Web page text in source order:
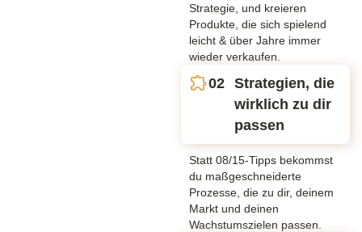
Strategie, und kreieren
Produkte, die sich spielend
leicht & über Jahre immer
wieder verkaufen.
02 Strategien, die
wirklich zu dir
passen
Statt 08/15-Tipps bekommst
du maßgeschneiderte
Prozesse, die zu dir, deinem
Markt und deinen
Wachstumszielen passen.